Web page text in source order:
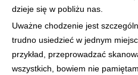
dzieje się w pobliżu nas.
Uważne chodzenie jest
trudno usiedzieć w jednym
przykład, przeprowadzać
wszystkich, bowiem nie